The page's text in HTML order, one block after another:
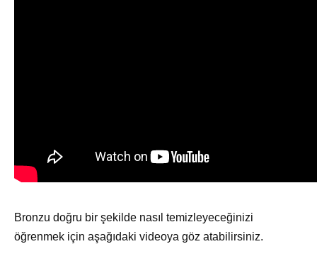
Bronzu doğru bir şekilde nasıl temizleyeceğinizi
öğrenmek için aşağıdaki videoya göz atabilirsiniz.